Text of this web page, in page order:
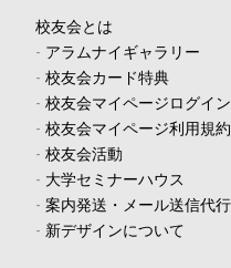
校友会とは
- アラムナイギャラリー
- 校友会カード特典
- 校友会マイページログイン
- 校友会マイページ利用規約
- 校友会活動
- 大学セミナーハウス
- 案内発送・メール送信代行
- 新デザインについて